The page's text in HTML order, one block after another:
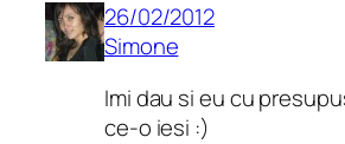
26/02/2012
Simone
Imi dau si eu cu
ce-o iesi :)